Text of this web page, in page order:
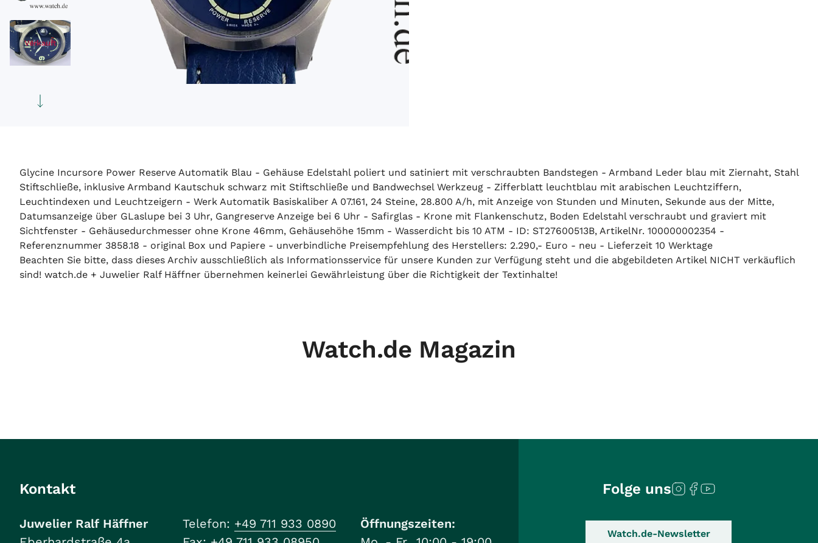
Verkauft
Glycine Incursore Power Reserve Automatik Blau - Gehäuse Edelstahl poliert und satiniert mit verschraubten Bandstegen - Armband Leder blau mit Ziernaht, Stahl
Stiftschließe, inklusive Armband Kautschuk schwarz mit Stiftschließe und Bandwechsel Werkzeug - Zifferblatt leuchtblau mit arabischen Leuchtziffern,
Leuchtindexen und Leuchtzeigern - Werk Automatik Basiskaliber A 07.161, 24 Steine, 28.800 A/h, mit Anzeige von Stunden und Minuten, Sekunde aus der Mitte,
Datumsanzeige über GLaslupe bei 3 Uhr, Gangreserve Anzeige bei 6 Uhr - Safirglas - Krone mit Flankenschutz, Boden Edelstahl verschraubt und graviert mit
Sichtfenster - Gehäusedurchmesser ohne Krone 46mm, Gehäusehöhe 15mm - Wasserdicht bis 10 ATM - ID: ST27600513B, ArtikelNr. 100000002354 -
Referenznummer 3858.18 - original Box und Papiere - unverbindliche Preisempfehlung des Herstellers: 2.290,- Euro - neu - Lieferzeit 10 Werktage
Beachten Sie bitte, dass dieses Archiv ausschließlich als Informationsservice für unsere Kunden zur Verfügung steht und die abgebildeten Artikel NICHT verkäuflich
sind! watch.de + Juwelier Ralf Häffner übernehmen keinerlei Gewährleistung über die Richtigkeit der Textinhalte!
Watch.de Magazin
Kontakt
Juwelier Ralf Häffner
Telefon: +49 711 933 0890
Öffnungszeiten:
Folge uns
Watch.de-Newsletter